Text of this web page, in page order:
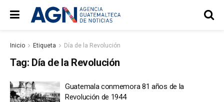
Inicio Etiqueta Día de la Revolución
Tag: Día de la Revolución
Guatemala conmemora 81 años de la
Revolución de 1944